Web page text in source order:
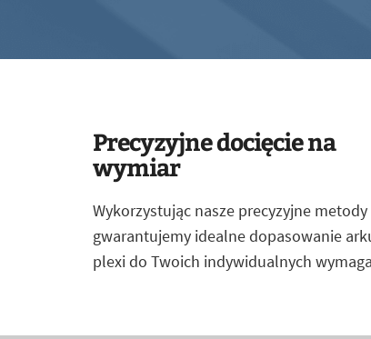
Precyzyjne docięcie na
wymiar
Wykorzystując nasze precyzyjne metody
gwarantujemy idealne dopasowanie
plexi do Twoich indywidualnych